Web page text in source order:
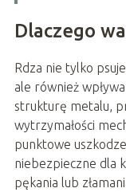
Dlaczego
Rdza nie tylko
ale również
strukturę metalu,
wytrzymałości
punktowe
niebezpieczne dla
pękania lub